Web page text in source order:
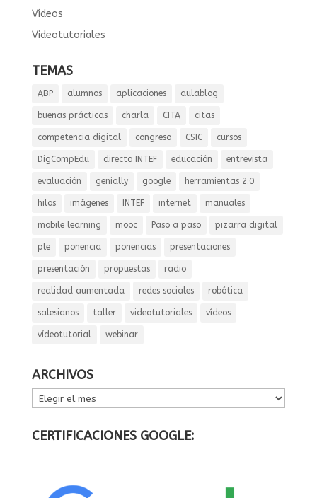
Vídeos
Videotutoriales
TEMAS
ABP alumnos aplicaciones aulablog
buenas prácticas charla CITA citas
competencia digital congreso CSIC cursos
DigCompEdu directo INTEF educación entrevista
evaluación genially google herramientas 2.0
hilos imágenes INTEF internet manuales
mobile learning mooc Paso a paso pizarra digital
ple ponencia ponencias presentaciones
presentación propuestas radio
realidad aumentada redes sociales robótica
salesianos taller videotutoriales vídeos
vídeotutorial webinar
ARCHIVOS
ARCHIVOS
CERTIFICACIONES GOOGLE: